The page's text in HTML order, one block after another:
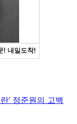
’ 정준원의 고백